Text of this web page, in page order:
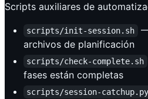
Scripts auxiliares de
scripts/init-session.sh
archivos de planificación
scripts/check-complete.sh
fases están completas
scripts/session-catchup.py